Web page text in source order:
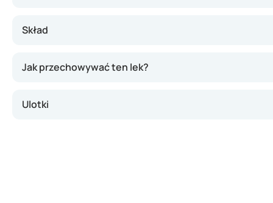
Skład
Jak przechowywać ten lek?
Ulotki